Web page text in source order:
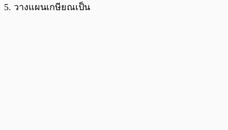
5. วางแผนเกษียณเป็น